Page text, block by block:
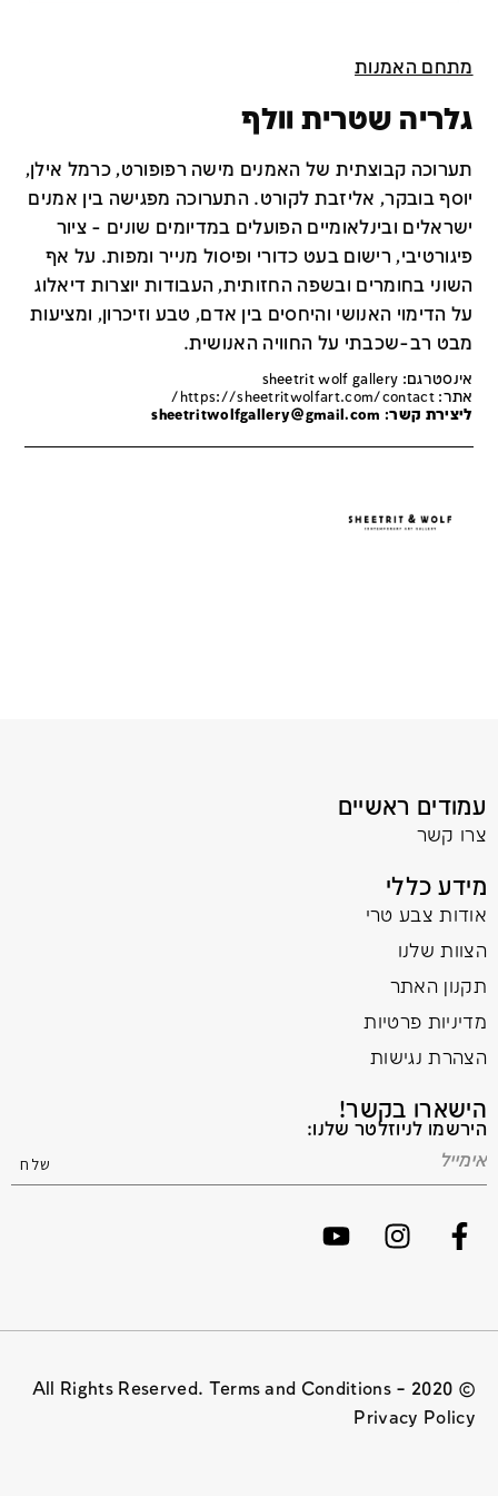
מתחם האמנות
גלריה שטרית וולף
תערוכה קבוצתית של האמנים מישה רפופורט, כרמל אילן,
יוסף בובקר, אליזבת לקורט. התערוכה מפגישה בין אמנים
ישראלים ובינלאומיים הפועלים במדיומים שונים - ציור
פיגורטיבי, רישום בעט כדורי ופיסול מנייר ומפות. על אף
השוני בחומרים ובשפה החזותית, העבודות יוצרות דיאלוג
על הדימוי האנושי והיחסים בין אדם, טבע וזיכרון, ומציעות
מבט רב-שכבתי על החוויה האנושית.
אינסטרגם: sheetrit wolf gallery
אתר:https://sheetritwolfart.com/contact/
ליצירת קשר: sheetritwolfgallery@gmail.com
עמודים ראשיים
צרו קשר
מידע כללי
אודות צבע טרי
הצוות שלנו
תקנון האתר
מדיניות פרטיות
הצהרת נגישות
הישארו בקשר!
הירשמו לניוזלטר שלנו:
© 2020 All Rights Reserved. Terms and Conditions –
Privacy Policy